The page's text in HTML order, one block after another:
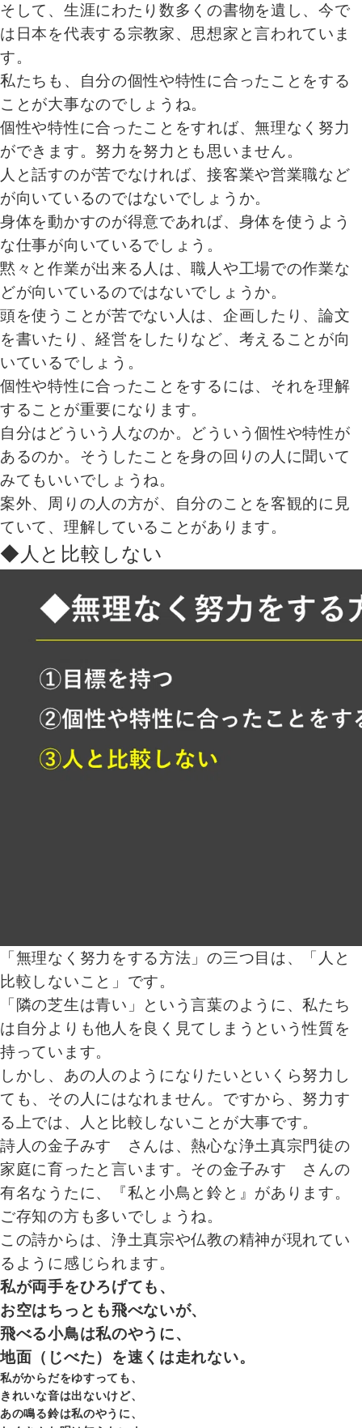
そして、生涯にわたり数多くの書物を遺し、今で
は日本を代表する宗教家、思想家と言われていま
す。
私たちも、自分の個性や特性に合ったことをする
ことが大事なのでしょうね。
個性や特性に合ったことをすれば、無理なく努力
ができます。努力を努力とも思いません。
人と話すのが苦でなければ、接客業や営業職など
が向いているのではないでしょうか。
身体を動かすのが得意であれば、身体を使うよう
な仕事が向いているでしょう。
黙々と作業が出来る人は、職人や工場での作業な
どが向いているのではないでしょうか。
頭を使うことが苦でない人は、企画したり、論文
を書いたり、経営をしたりなど、考えることが向
いているでしょう。
個性や特性に合ったことをするには、それを理解
することが重要になります。
自分はどういう人なのか。どういう個性や特性が
あるのか。そうしたことを身の回りの人に聞いて
みてもいいでしょうね。
案外、周りの人の方が、自分のことを客観的に見
ていて、理解していることがあります。
◆人と比較しない
「無理なく努力をする方法」の三つ目は、「人と
比較しないこと」です。
「隣の芝生は青い」という言葉のように、私たち
は自分よりも他人を良く見てしまうという性質を
持っています。
しかし、あの人のようになりたいといくら努力し
ても、その人にはなれません。ですから、努力す
る上では、人と比較しないことが大事です。
詩人の金子みすゞさんは、熱心な浄土真宗門徒の
家庭に育ったと言います。その金子みすゞさんの
有名なうたに、『私と小鳥と鈴と』があります。
ご存知の方も多いでしょうね。
この詩からは、浄土真宗や仏教の精神が現れてい
るように感じられます。
私が両手をひろげても、
お空はちっとも飛べないが、
飛べる小鳥は私のやうに、
地面（じべた）を速くは走れない。
私がからだをゆすっても、
きれいな音は出ないけど、
あの鳴る鈴は私のやうに、